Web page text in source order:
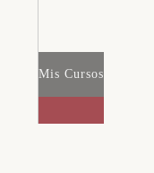
Mis Cursos